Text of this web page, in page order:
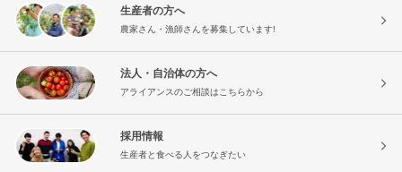
生産者の方へ
農家さん・漁師さんを募集しています!
法人・自治体の方へ
アライアンスのご相談はこちらから
採用情報
生産者と食べる人をつなぎたい